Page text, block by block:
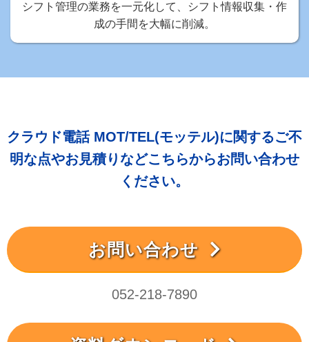
シフト管理の業務を一元化して、シフト情報収集・作
成の手間を大幅に削減。
クラウド電話 MOT/TEL(モッテル)に関するご不
明な点やお見積りなどこちらからお問い合わせ
ください。
お問い合わせ
052-218-7890